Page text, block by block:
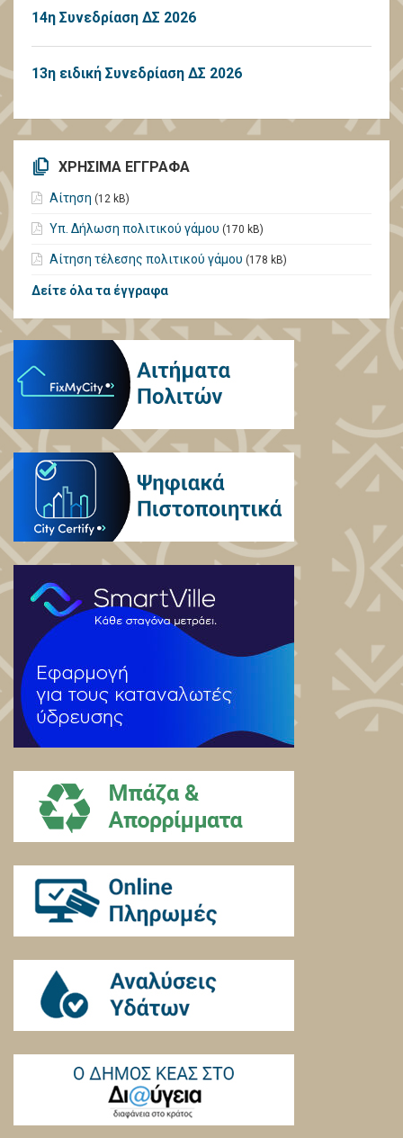
14η Συνεδρίαση ΔΣ 2026
13η ειδική Συνεδρίαση ΔΣ 2026
ΧΡΗΣΙΜΑ ΕΓΓΡΑΦΑ
Αίτηση (12 kB)
Υπ. Δήλωση πολιτικού γάμου (170 kB)
Αίτηση τέλεσης πολιτικού γάμου (178 kB)
Δείτε όλα τα έγγραφα